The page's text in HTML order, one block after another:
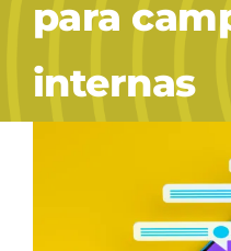
para
internas